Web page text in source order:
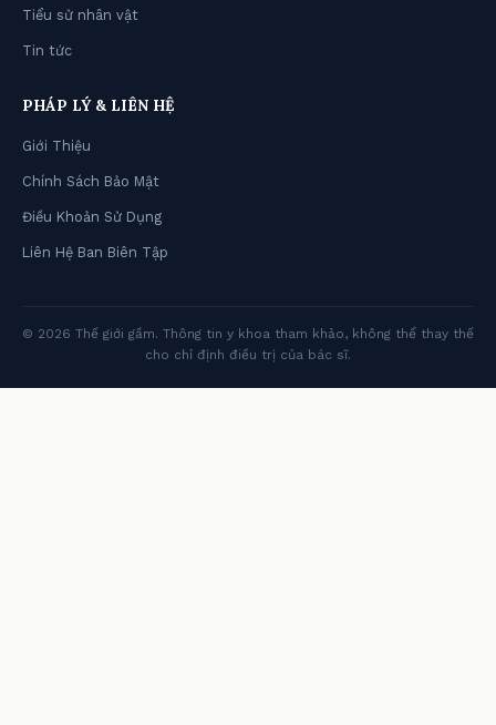
Tiểu sử nhân vật
Tin tức
PHÁP LÝ & LIÊN HỆ
Giới Thiệu
Chính Sách Bảo Mật
Điều Khoản Sử Dụng
Liên Hệ Ban Biên Tập
© 2026 Thế giới gầm. Thông tin y khoa tham khảo, không thể thay thế
cho chỉ định điều trị của bác sĩ.